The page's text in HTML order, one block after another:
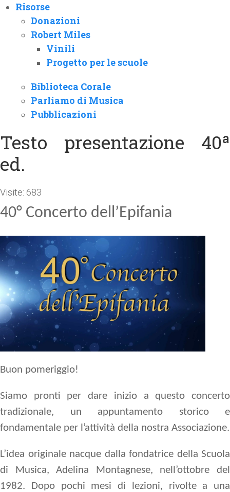
Risorse
Donazioni
Robert Miles
Vinili
Progetto per le scuole
Biblioteca Corale
Parliamo di Musica
Pubblicazioni
Testo presentazione 40ª
ed.
Visite: 683
40° Concerto dell’Epifania
Buon pomeriggio!
Siamo pronti per dare inizio a questo concerto
tradizionale, un appuntamento storico e
fondamentale per l’attività della nostra Associazione.
L’idea originale nacque dalla fondatrice della Scuola
di Musica, Adelina Montagnese, nell’ottobre del
1982. Dopo pochi mesi di lezioni, rivolte a una